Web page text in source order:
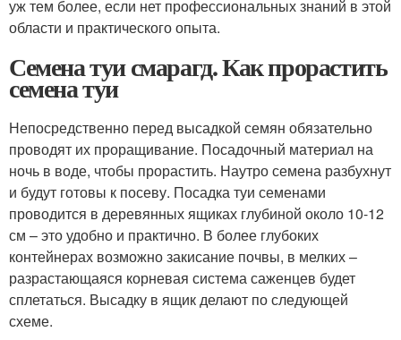
уж тем более, если нет профессиональных знаний в этой
области и практического опыта.
Семена туи смарагд. Как прорастить
семена туи
Непосредственно перед высадкой семян обязательно
проводят их проращивание. Посадочный материал на
ночь в воде, чтобы прорастить. Наутро семена разбухнут
и будут готовы к посеву. Посадка туи семенами
проводится в деревянных ящиках глубиной около 10-12
см – это удобно и практично. В более глубоких
контейнерах возможно закисание почвы, в мелких –
разрастающаяся корневая система саженцев будет
сплетаться. Высадку в ящик делают по следующей
схеме.